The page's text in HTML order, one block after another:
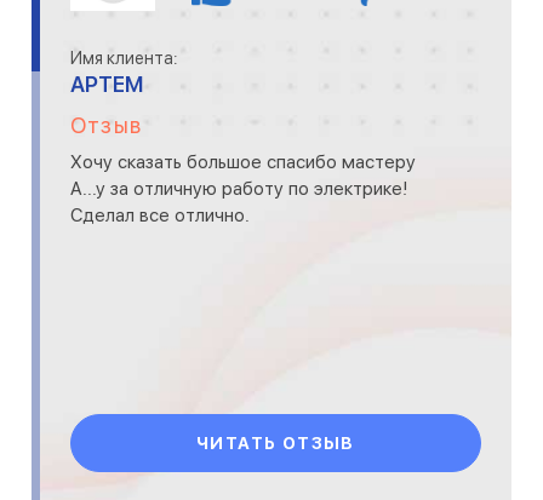
Имя клиента:
АРТЕМ
Отзыв
Хочу сказать большое спасибо мастеру
А...у за отличную работу по электрике!
Сделал все отлично.
ЧИТАТЬ ОТЗЫВ